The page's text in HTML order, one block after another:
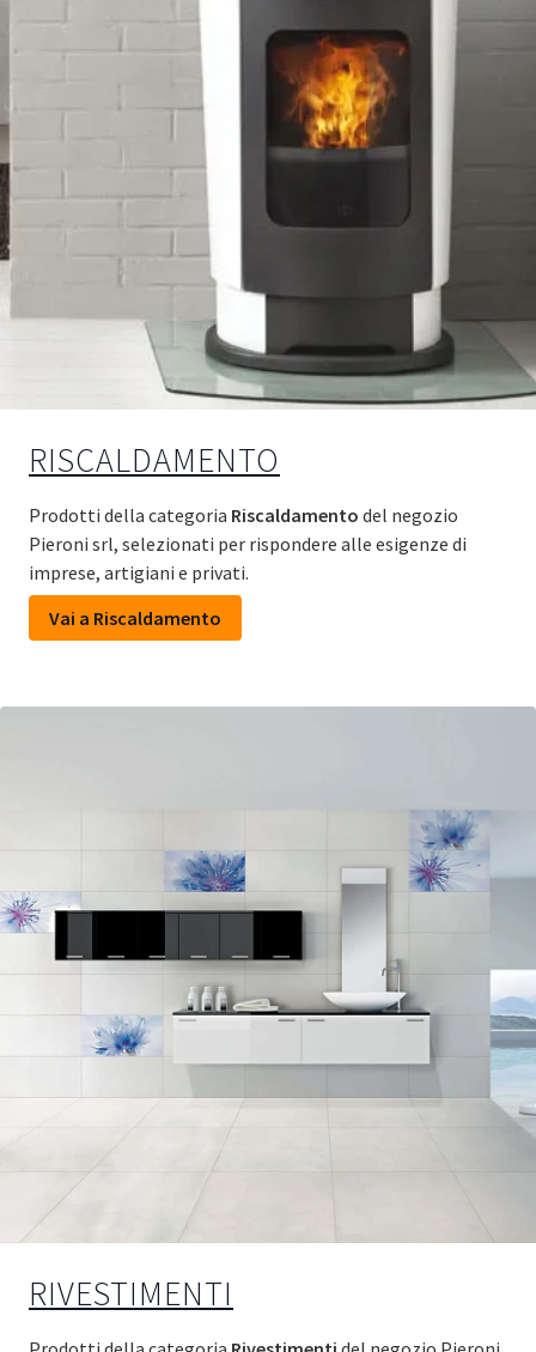
RISCALDAMENTO
Prodotti della categoria Riscaldamento del negozio
Pieroni srl, selezionati per rispondere alle esigenze di
imprese, artigiani e privati.
Vai a Riscaldamento
RIVESTIMENTI